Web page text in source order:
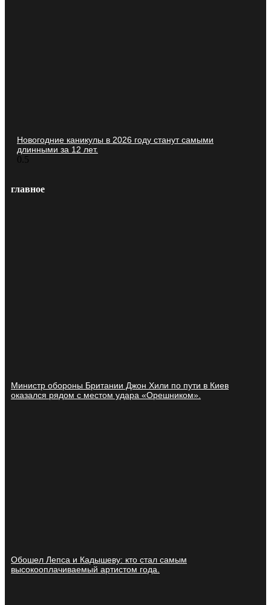
Новогодние каникулы в 2026 году станут самыми
длинными за 12 лет.
главное
Министр обороны Британии Джон Хили по пути в Киев
оказался рядом с местом удара «Орешником».
Обошел Лепса и Кадышеву: кто стал самым
высокооплачиваемый артистом года.